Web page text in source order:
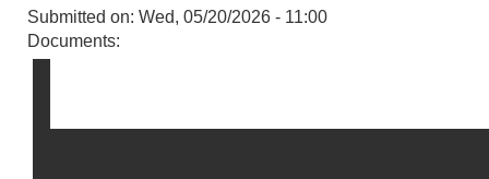
Submitted on: Wed, 05/20/2026 - 11:00
Documents: